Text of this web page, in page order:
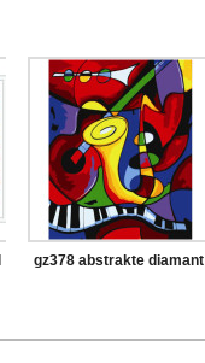
gz378 abstrakte diamant